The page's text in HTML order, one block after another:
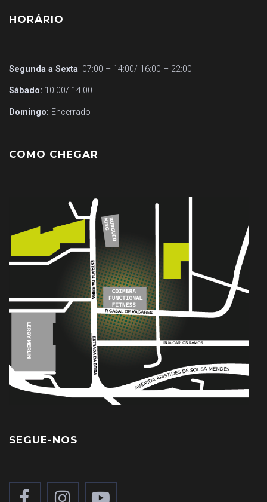
HORÁRIO
Segunda a Sexta: 07:00 – 14:00/ 16:00 – 22:00
Sábado: 10:00/ 14:00
Domingo: Encerrado
COMO CHEGAR
SEGUE-NOS